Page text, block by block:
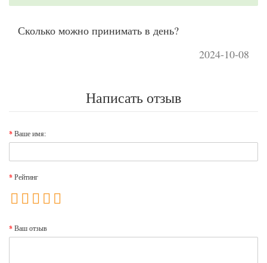
Сколько можно принимать в день?
2024-10-08
Написать отзыв
Ваше имя:
Рейтинг
Ваш отзыв